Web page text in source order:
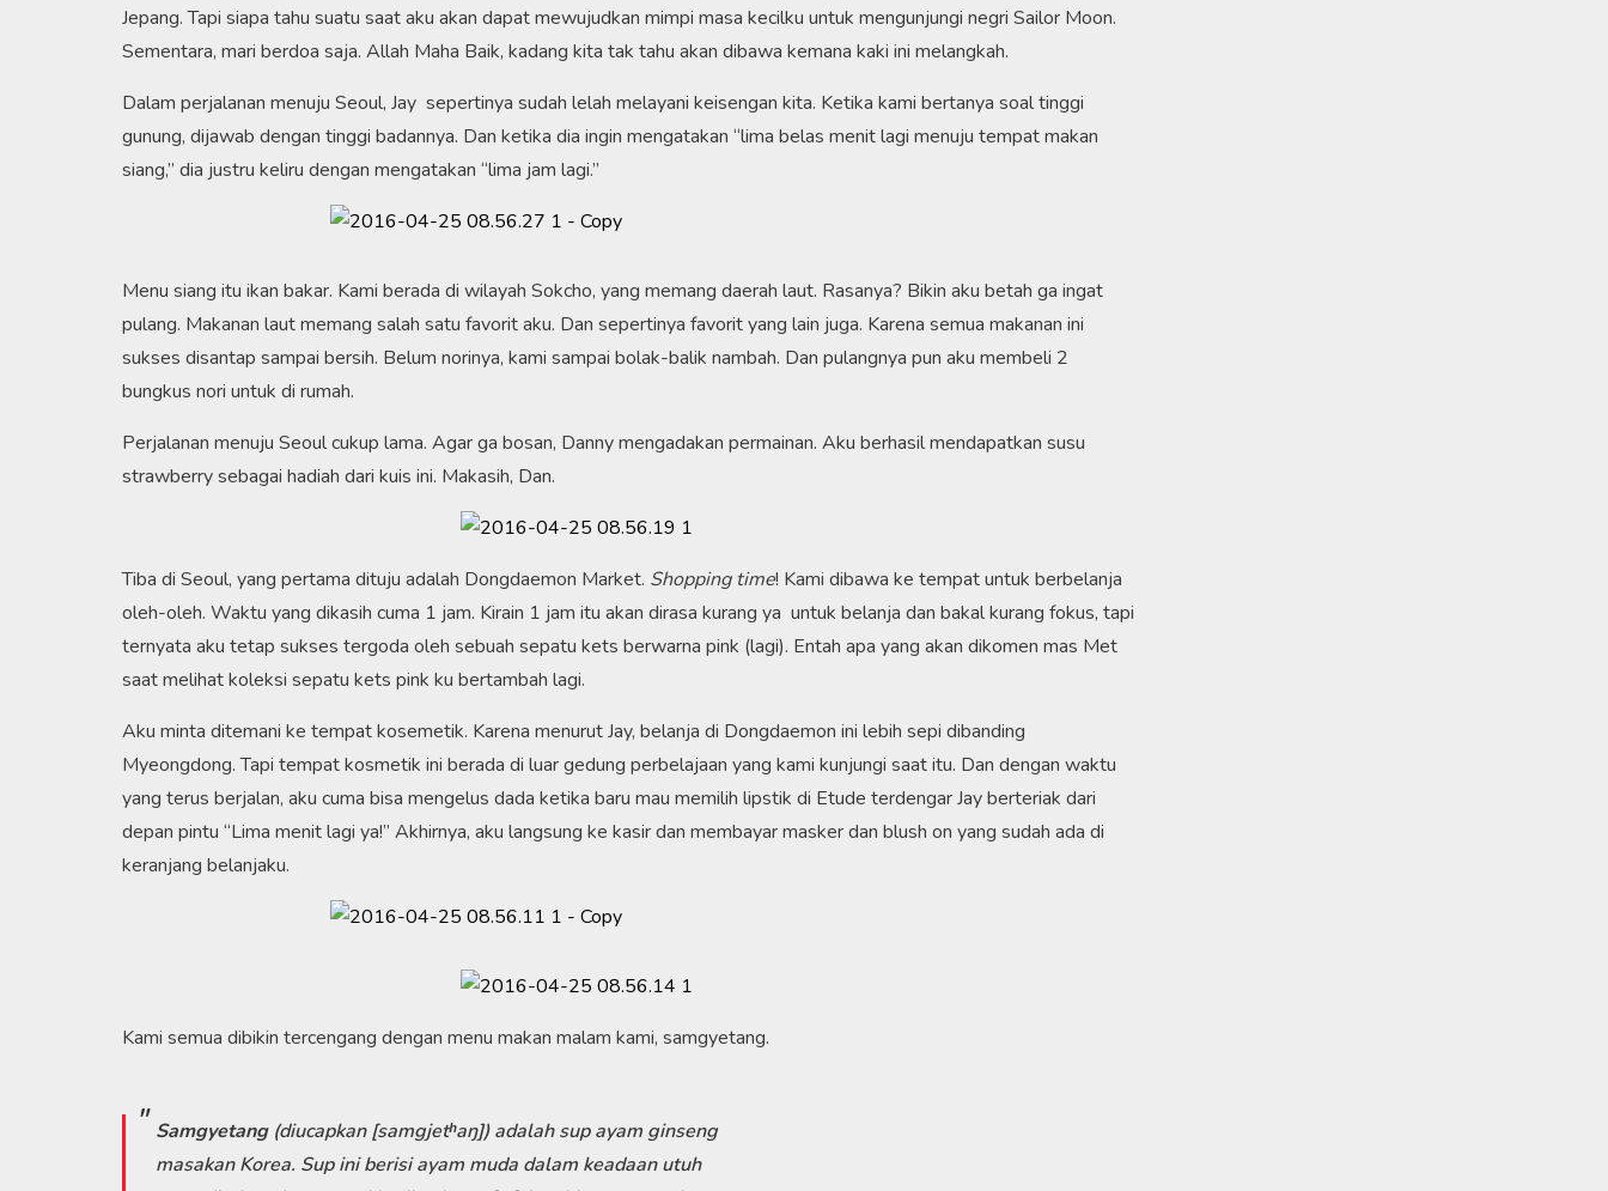
Jepang. Tapi siapa tahu suatu saat aku akan dapat mewujudkan mimpi masa kecilku untuk mengunjungi negri Sailor Moon.
Sementara, mari berdoa saja. Allah Maha Baik, kadang kita tak tahu akan dibawa kemana kaki ini melangkah.
Dalam perjalanan menuju Seoul, Jay sepertinya sudah lelah melayani keisengan kita. Ketika kami bertanya soal tinggi
gunung, dijawab dengan tinggi badannya. Dan ketika dia ingin mengatakan “lima belas menit lagi menuju tempat makan
siang,” dia justru keliru dengan mengatakan “lima jam lagi.”
Menu siang itu ikan bakar. Kami berada di wilayah Sokcho, yang memang daerah laut. Rasanya? Bikin aku betah ga ingat
pulang. Makanan laut memang salah satu favorit aku. Dan sepertinya favorit yang lain juga. Karena semua makanan ini
sukses disantap sampai bersih. Belum norinya, kami sampai bolak-balik nambah. Dan pulangnya pun aku membeli 2
bungkus nori untuk di rumah.
Perjalanan menuju Seoul cukup lama. Agar ga bosan, Danny mengadakan permainan. Aku berhasil mendapatkan susu
strawberry sebagai hadiah dari kuis ini. Makasih, Dan.
Tiba di Seoul, yang pertama dituju adalah Dongdaemon Market. Shopping time! Kami dibawa ke tempat untuk berbelanja
oleh-oleh. Waktu yang dikasih cuma 1 jam. Kirain 1 jam itu akan dirasa kurang ya untuk belanja dan bakal kurang fokus, tapi
ternyata aku tetap sukses tergoda oleh sebuah sepatu kets berwarna pink (lagi). Entah apa yang akan dikomen mas Met
saat melihat koleksi sepatu kets pink ku bertambah lagi.
Aku minta ditemani ke tempat kosemetik. Karena menurut Jay, belanja di Dongdaemon ini lebih sepi dibanding
Myeongdong. Tapi tempat kosmetik ini berada di luar gedung perbelajaan yang kami kunjungi saat itu. Dan dengan waktu
yang terus berjalan, aku cuma bisa mengelus dada ketika baru mau memilih lipstik di Etude terdengar Jay berteriak dari
depan pintu “Lima menit lagi ya!” Akhirnya, aku langsung ke kasir dan membayar masker dan blush on yang sudah ada di
keranjang belanjaku.
Kami semua dibikin tercengang dengan menu makan malam kami, samgyetang.
Samgyetang(diucapkan [samgjetʰaŋ]) adalah sup ayam ginseng
masakan Korea. Sup ini berisi ayam muda dalam keadaan utuh